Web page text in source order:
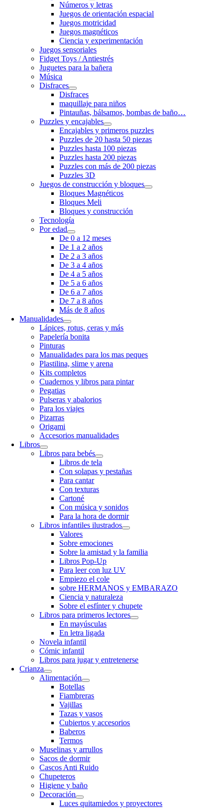
Números y letras
Juegos de orientación espacial
Juegos motricidad
Juegos magnéticos
Ciencia y experimentación
Juegos sensoriales
Fidget Toys / Antiestrés
Juguetes para la bañera
Música
Disfraces
Disfraces
maquillaje para niños
Pintauñas, bálsamos, bombas de baño…
Puzzles y encajables
Encajables y primeros puzzles
Puzzles de 20 hasta 50 piezas
Puzzles hasta 100 piezas
Puzzles hasta 200 piezas
Puzzles con más de 200 piezas
Puzzles 3D
Juegos de construcción y bloques
Bloques Magnéticos
Bloques Meli
Bloques y construcción
Tecnología
Por edad
De 0 a 12 meses
De 1 a 2 años
De 2 a 3 años
De 3 a 4 años
De 4 a 5 años
De 5 a 6 años
De 6 a 7 años
De 7 a 8 años
Más de 8 años
Manualidades
Lápices, rotus, ceras y más
Papelería bonita
Pinturas
Manualidades para los mas peques
Plastilina, slime y arena
Kits completos
Cuadernos y libros para pintar
Pegatias
Pulseras y abalorios
Para los viajes
Pizarras
Origami
Accesorios manualidades
Libros
Libros para bebés
Libros de tela
Con solapas y pestañas
Para cantar
Con texturas
Cartoné
Con música y sonidos
Para la hora de dormir
Libros infantiles ilustrados
Valores
Sobre emociones
Sobre la amistad y la familia
Libros Pop-Up
Para leer con luz UV
Empiezo el cole
sobre HERMANOS y EMBARAZO
Ciencia y naturaleza
Sobre el esfínter y chupete
Libros para primeros lectores
En mayúsculas
En letra ligada
Novela infantil
Cómic infantil
Libros para jugar y entretenerse
Crianza
Alimentación
Botellas
Fiambreras
Vajillas
Tazas y vasos
Cubiertos y accesorios
Baberos
Termos
Muselinas y arrullos
Sacos de dormir
Cascos Anti Ruido
Chupeteros
Higiene y baño
Decoración
Luces quitamiedos y proyectores